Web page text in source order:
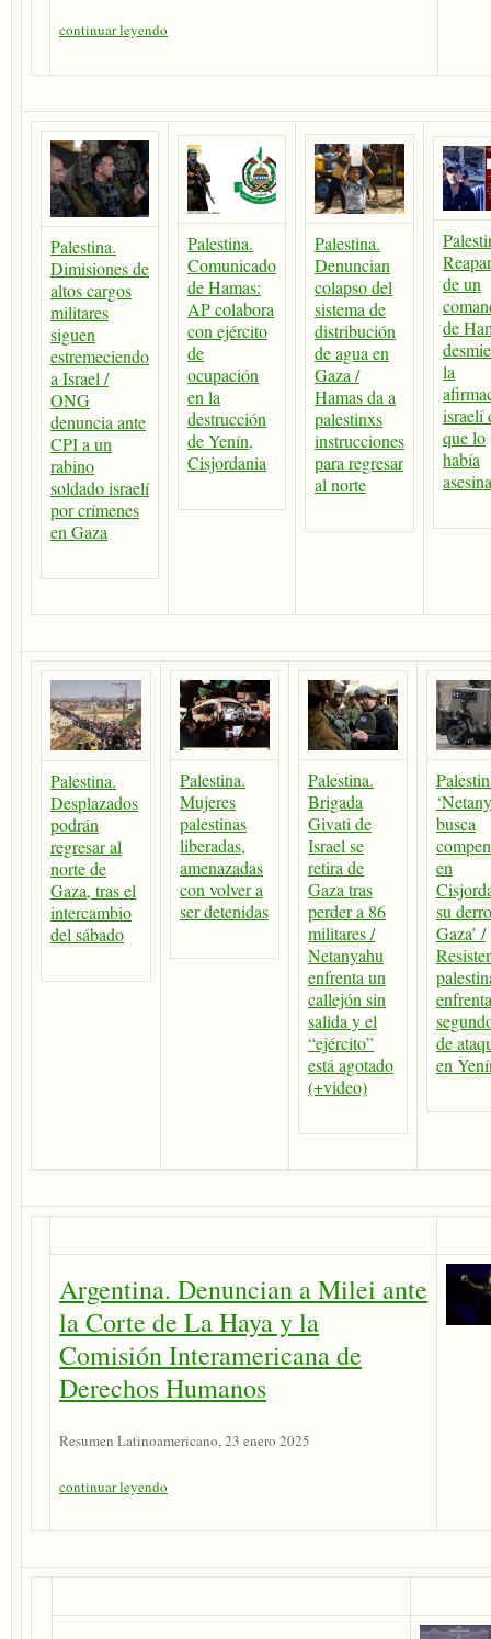
continuar leyendo
Palestina.
Dimisiones de
altos cargos
militares
siguen
estremeciendo
a Israel /
ONG
denuncia ante
CPI a un
rabino
soldado israelí
por crímenes
en Gaza
Palestina.
Comunicado
de Hamas:
AP colabora
con ejército
de
ocupación
en la
destrucción
de Yenín,
Cisjordania
Palestina.
Denuncian
colapso del
sistema de
distribución
de agua en
Gaza /
Hamas da a
palestinxs
instrucciones
para regresar
al norte
de un
de
la
israelí
que lo
había
Palestina.
Desplazados
podrán
regresar al
norte de
Gaza, tras el
intercambio
del sábado
Palestina.
Mujeres
palestinas
liberadas,
amenazadas
con volver a
ser detenidas
Palestina.
Brigada
Givati de
Israel se
retira de
Gaza tras
perder a 86
militares /
Netanyahu
enfrenta un
callejón sin
salida y el
“ejército”
está agotado
(+video)
busca
en
su
Gaza’ /
enfrenta
de
en
Argentina. Denuncian a Milei ante
la Corte de La Haya y la
Comisión Interamericana de
Derechos Humanos
Resumen Latinoamericano, 23 enero 2025
continuar leyendo